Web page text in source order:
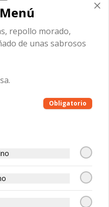
repollo morado,
de unas sabrosos
Obligatorio